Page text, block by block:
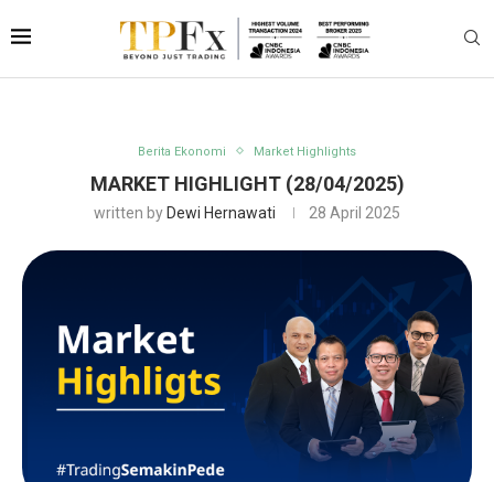
Berita Ekonomi Market Highlights
MARKET HIGHLIGHT (28/04/2025)
written by Dewi Hernawati 28 April 2025